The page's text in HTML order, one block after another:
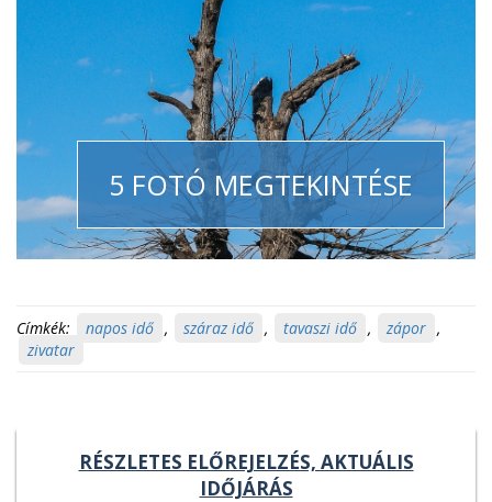
5 FOTÓ MEGTEKINTÉSE
Címkék: napos idő , száraz idő , tavaszi idő , zápor ,
zivatar
RÉSZLETES ELŐREJELZÉS, AKTUÁLIS
IDŐJÁRÁS